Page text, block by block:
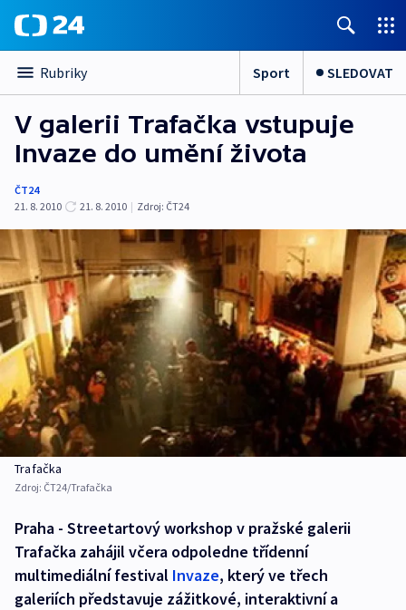
Rubriky Sport SLEDOVAT
V galerii Trafačka vstupuje
Invaze do umění života
ČT24
21. 8. 2010
21. 8. 2010 | Zdroj: ČT24
Trafačka
Zdroj: ČT24/Trafačka
Praha - Streetartový workshop v pražské galerii
Trafačka zahájil včera odpoledne třídenní
multimediální festival Invaze, který ve třech
galeriích představuje zážitkové, interaktivní a